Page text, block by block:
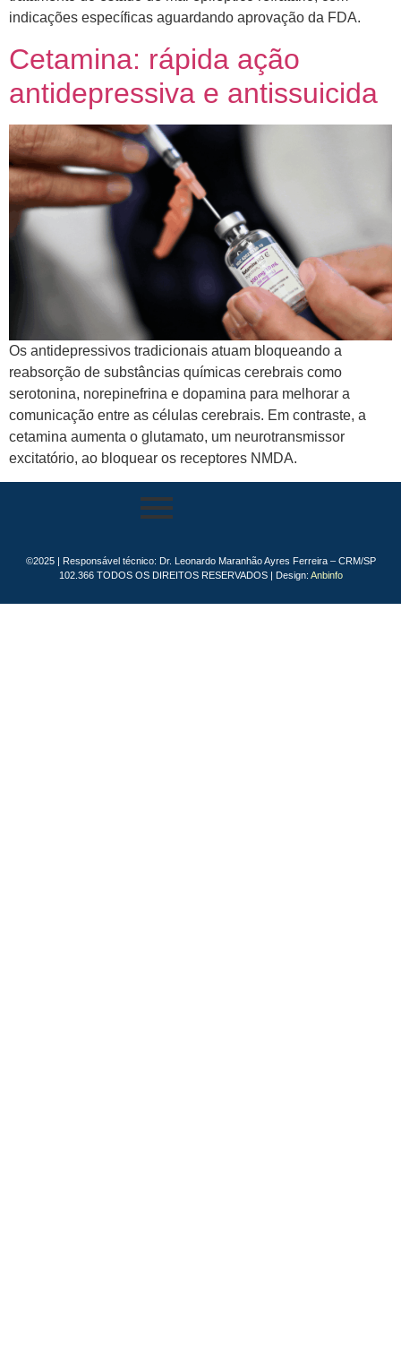
indicações específicas aguardando aprovação da FDA.
Cetamina: rápida ação
antidepressiva e antissuicida
Os antidepressivos tradicionais atuam bloqueando a
reabsorção de substâncias químicas cerebrais como
serotonina, norepinefrina e dopamina para melhorar a
comunicação entre as células cerebrais. Em contraste, a
cetamina aumenta o glutamato, um neurotransmissor
excitatório, ao bloquear os receptores NMDA.
©2025 | Responsável técnico: Dr. Leonardo Maranhão Ayres Ferreira – CRM/SP
102.366 TODOS OS DIREITOS RESERVADOS | Design: Anbinfo